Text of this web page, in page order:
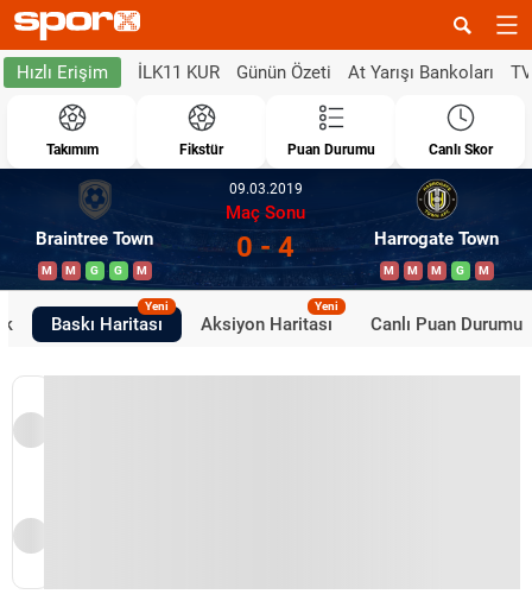
Hızlı Erişim İLK11 KUR Günün Özeti At Yarışı Bankoları
Takımım Fikstür Puan Durumu Canlı Skor
Braintree Town
M M G G M
09.03.2019
Maç Sonu
0 - 4 Harrogate Town
M M M G M
Baskı Haritası
Yeni
Aksiyon Haritası
Yeni
Canlı Puan Durumu